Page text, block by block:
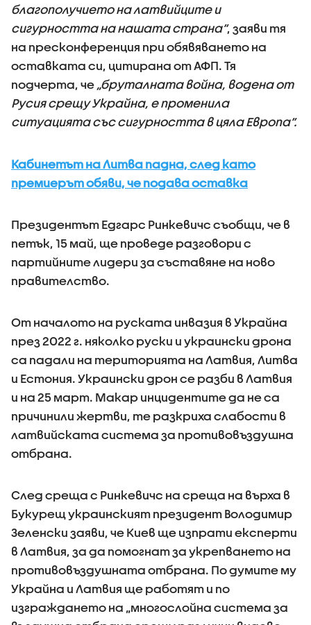
благополучието на латвийците и
сигурността на нашата страна“, заяви тя
на пресконференция при обявяването на
оставката си, цитирана от АФП. Тя
подчерта, че „бруталната война, водена от
Русия срещу Украйна, е променила
ситуацията със сигурността в цяла Европа“.
Кабинетът на Литва падна, след като
премиерът обяви, че подава оставка
Президентът Едгарс Ринкевичс съобщи, че в
петък, 15 май, ще проведе разговори с
партийните лидери за съставяне на ново
правителство.
От началото на руската инвазия в Украйна
през 2022 г. няколко руски и украински дрона
са падали на територията на Латвия, Литва
и Естония. Украински дрон се разби в Латвия
и на 25 март. Макар инцидентите да не са
причинили жертви, те разкриха слабости в
латвийската система за противовъздушна
отбрана.
След среща с Ринкевичс на среща на върха в
Букурещ украинският президент Володимир
Зеленски заяви, че Киев ще изпрати експерти
в Латвия, за да помогнат за укрепването на
противовъздушната отбрана. По думите му
Украйна и Латвия ще работят и по
изграждането на „многослойна система за